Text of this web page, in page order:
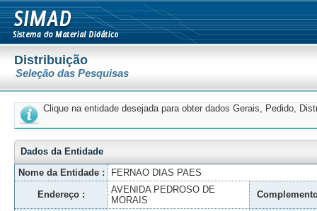
Distribuição
Seleção das Pesquisas
Clique na entidade desejada para obter dados Gerais, Pedido,
Dados da Entidade
Nome da Entidade :
FERNAO DIAS PAES
Endereço :
AVENIDA PEDROSO DE
MORAIS